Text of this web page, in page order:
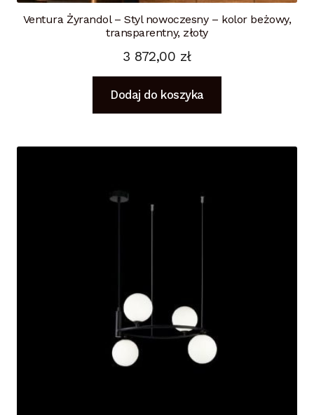
Ventura Żyrandol – Styl nowoczesny – kolor beżowy,
transparentny, złoty
3 872,00 zł
Dodaj do koszyka